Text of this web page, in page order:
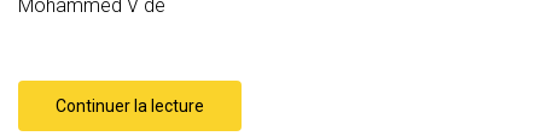
Mohammed V de
Continuer la lecture